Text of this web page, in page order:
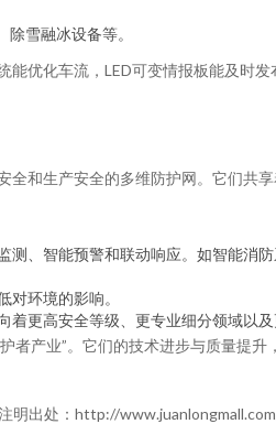
雪融冰设备等。
优化车流，LED可变情报板能及时
和生产安全的多维防护网。它们共
、智能预警和联动响应。如智能消
对环境的影响。
更高安全等级、更专业细分领域以及
产业”。它们的技术进步与质量提
明出处：http://